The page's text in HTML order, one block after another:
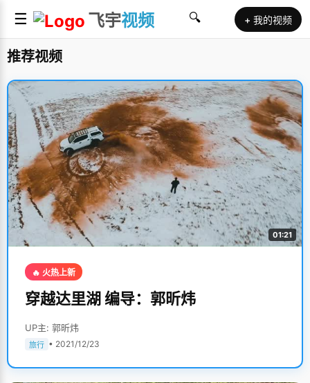
☰ 飞宇视频 🔍 + 我的视频
推荐视频
01:21
🔥 火热上新
穿越达里湖 编导：郭昕炜
UP主: 郭昕炜
旅行 • 2021/12/23